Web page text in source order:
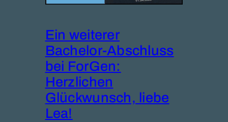
Ein weiterer
Bachelor-Abschluss
bei ForGen:
Herzlichen
Glückwunsch, liebe
Lea!